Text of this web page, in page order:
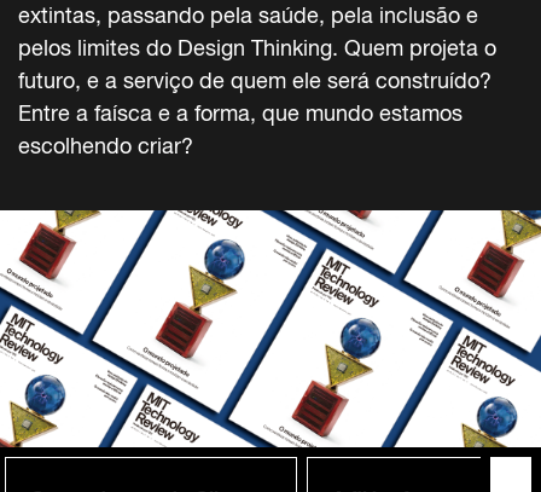
extintas, passando pela saúde, pela inclusão e
pelos limites do Design Thinking. Quem projeta o
futuro, e a serviço de quem ele será construído?
Entre a faísca e a forma, que mundo estamos
escolhendo criar?